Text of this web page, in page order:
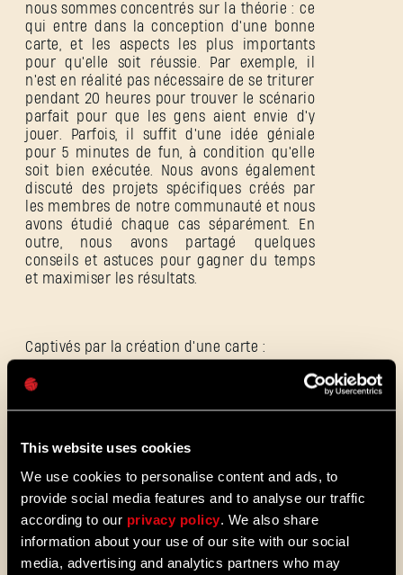
This website uses cookies
We use cookies to personalise content and ads, to
provide social media features and to analyse our traffic
according to our privacy policy . We also share
information about your use of our site with our social
media, advertising and analytics partners who may
nous sommes concentrés sur la théorie : ce
qui entre dans la conception d'une bonne
carte, et les aspects les plus importants
pour qu'elle soit réussie. Par exemple, il
n'est en réalité pas nécessaire de se triturer
pendant 20 heures pour trouver le scénario
parfait pour que les gens aient envie d'y
jouer. Parfois, il suffit d'une idée géniale
pour 5 minutes de fun, à condition qu'elle
soit bien exécutée. Nous avons également
discuté des projets spécifiques créés par
les membres de notre communauté et nous
avons étudié chaque cas séparément. En
outre, nous avons partagé quelques
conseils et astuces pour gagner du temps
et maximiser les résultats.
Captivés par la création d'une carte :
SE CONNECTER
Adresse e-mail
Mot de passe